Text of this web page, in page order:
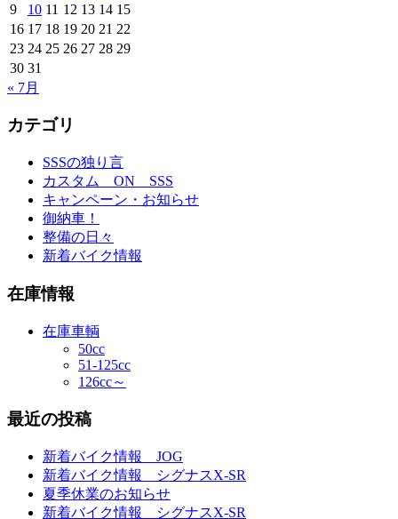
9
10 11 12 13 14 15
16 17 18 19 20 21 22
23 24 25 26 27 28 29
30 31
« 7月
カテゴリ
SSSの独り言
カスタム ON SSS
キャンペーン・お知らせ
御納車！
整備の日々
新着バイク情報
在庫情報
在庫車輌
50cc
51-125cc
126cc～
最近の投稿
新着バイク情報 JOG
新着バイク情報 シグナスX-SR
夏季休業のお知らせ
新着バイク情報 シグナスX-SR